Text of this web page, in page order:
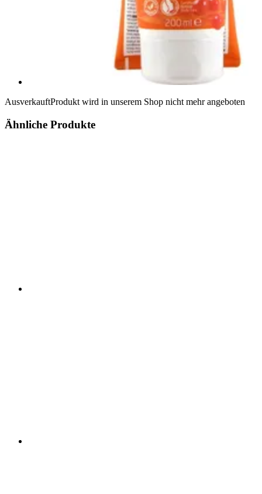
AusverkauftProdukt wird in unserem Shop nicht mehr angeboten
Ähnliche Produkte